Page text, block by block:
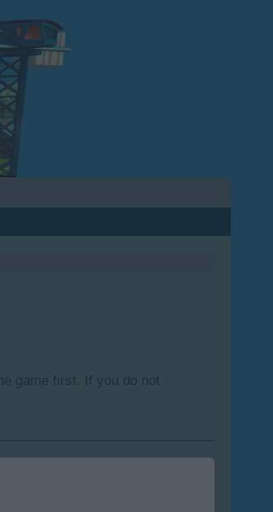
game first. If you do not